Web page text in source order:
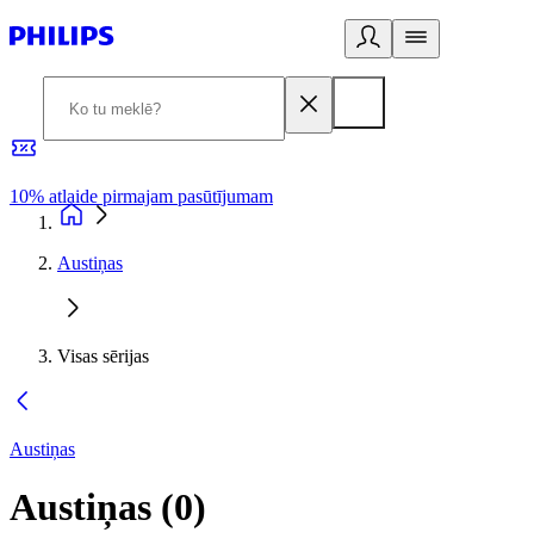
10% atlaide pirmajam pasūtījumam
Austiņas
Visas sērijas
Austiņas
Austiņas (0)